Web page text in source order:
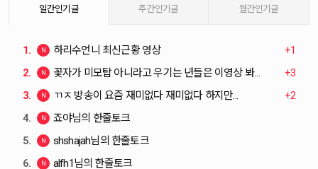
일간인기글 주간인기글 월간인기글
1. 하리수언니 최신근황 영상
+1
2.
꽃자가 미모탑 아니라고 우기는 년들은 이영상 봐야됨
+3
3.
ㄲㅈ 방송이 요즘 재미없다 재미없다 하지만...
+2
4.
죠야님의 한줄토크
5.
shshajah님의 한줄토크
6.
alfh1님의 한줄토크